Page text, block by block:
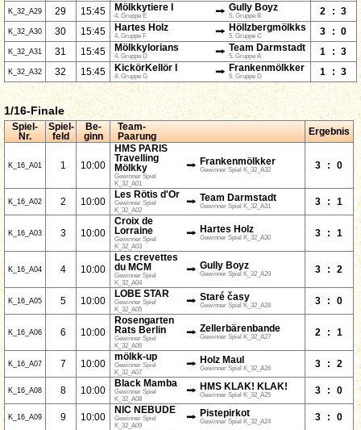
K_32_A29 29 15:45 Mölkkytiere I
4. Gruppe E ⭢ Gully Boyz
5. Gruppe B 2 : 3
K_32_A30 30 15:45 Hartes Holz
4. Gruppe F ⭢ Höllzbergmölkks
5. Gruppe C 3 : 0
K_32_A31 31 15:45 Mölkkylorians
4. Gruppe D ⭢ Team Darmstadt
5. Gruppe A 1 : 3
K_32_A32 32 15:45 KickörKellör I
4. Gruppe G ⭢ Frankenmölkker
5. Gruppe D 1 : 3
1/16-Finale
Spiel-
Nr.
Spiel-
feld
Be-
ginn
Team-
Paarung
Ergebnis
K_16_A01 1 10:00
HMS PARIS
Travelling
Mölkky
Gewinner Spiel
K_32_A01
⭢ Frankenmölkker
Gewinner Spiel K_32_A32 3 : 0
K_16_A02 2 10:00
Les Rötis d'Or
Gewinner Spiel
K_32_A02
⭢ Team Darmstadt
Gewinner Spiel K_32_A31 3 : 1
K_16_A03 3 10:00
Croix de
Lorraine
Gewinner Spiel
K_32_A03
⭢ Hartes Holz
Gewinner Spiel K_32_A30 3 : 1
K_16_A04 4 10:00
Les crevettes
du MCM
Gewinner Spiel
K_32_A04
⭢ Gully Boyz
Gewinner Spiel K_32_A29 3 : 2
K_16_A05 5 10:00
LOBE STAR
Gewinner Spiel
K_32_A05
⭢ Staré časy
Gewinner Spiel K_32_A28 3 : 0
K_16_A06 6 10:00
Rosengarten
Rats Berlin
Gewinner Spiel
K_32_A06
⭢ Zellerbärenbande
Gewinner Spiel K_32_A27 2 : 1
K_16_A07 7 10:00
mölkk-up
Gewinner Spiel
K_32_A07
⭢ Holz Maul
Gewinner Spiel K_32_A26 3 : 2
K_16_A08 8 10:00
Black Mamba
Gewinner Spiel
K_32_A08
⭢ HMS KLAK! KLAK!
Gewinner Spiel K_32_A25 3 : 0
K_16_A09 9 10:00
NIC NEBUDE
Gewinner Spiel
K_32_A09
⭢ Pistepirkot
Gewinner Spiel K_32_A24 3 : 0